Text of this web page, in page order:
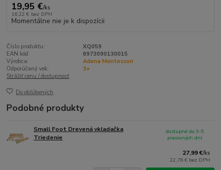
19,95 €/ks
16,22 € bez DPH
Momentálne nie je k dispozícii
Číslo produktu:
XQ059
EAN kód:
6973090130015
Výrobca:
Adena Montessori
Odporúčaný vek:
3+
Strážiť cenu / dostupnosť
Do obľúbených
Podobné produkty
Small Foot Drevená vkladačka
Triedenie
27,99 €/ks
22,76 € bez DPH
dostupné do 3-5
pracovných dní